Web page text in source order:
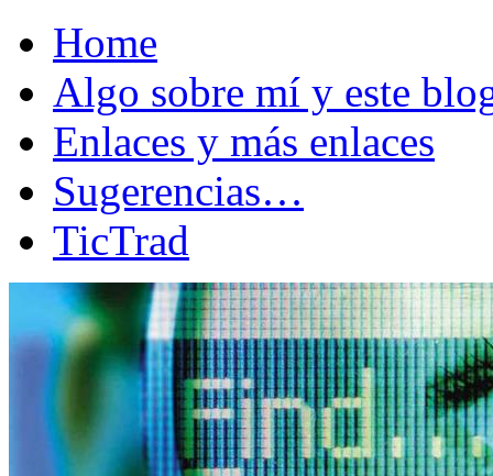
Home
Algo sobre mí y este
Enlaces y más enlaces
Sugerencias…
TicTrad